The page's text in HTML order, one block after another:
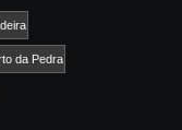
da Pedra